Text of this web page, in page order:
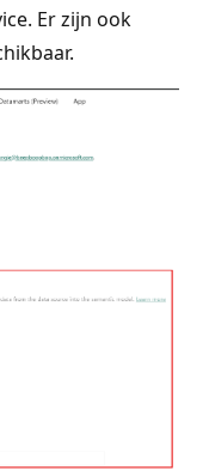
Er zijn ook